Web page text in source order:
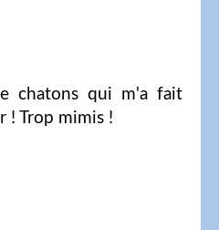
chatons qui m'a fait
! Trop mimis !